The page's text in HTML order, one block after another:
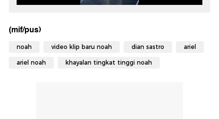
(mif/pus)
noah video klip baru noah dian sastro ariel
ariel noah khayalan tingkat tinggi noah